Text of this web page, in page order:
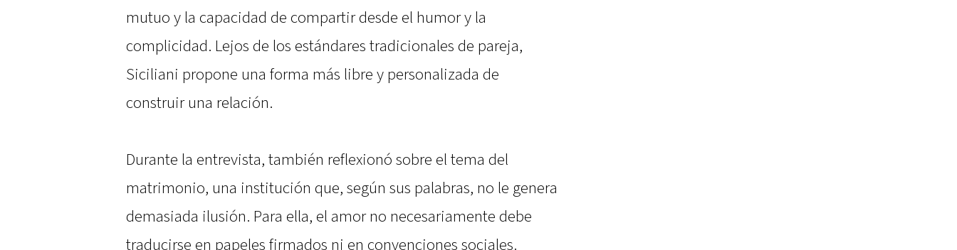
mutuo y la capacidad de compartir desde el humor y la
complicidad. Lejos de los estándares tradicionales de pareja,
Siciliani propone una forma más libre y personalizada de
construir una relación.
Durante la entrevista, también reflexionó sobre el tema del
matrimonio, una institución que, según sus palabras, no le genera
demasiada ilusión. Para ella, el amor no necesariamente debe
traducirse en papeles firmados ni en convenciones sociales.